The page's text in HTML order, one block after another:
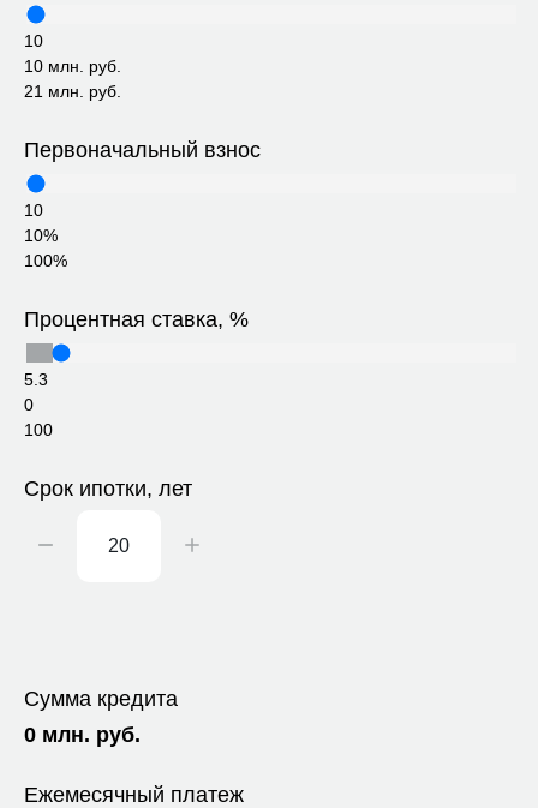
10
10 млн. руб.
21 млн. руб.
Первоначальный взнос
10
10%
100%
Процентная ставка, %
5.3
0
100
Срок ипотки, лет
Сумма кредита
0 млн. руб.
Ежемесячный платеж